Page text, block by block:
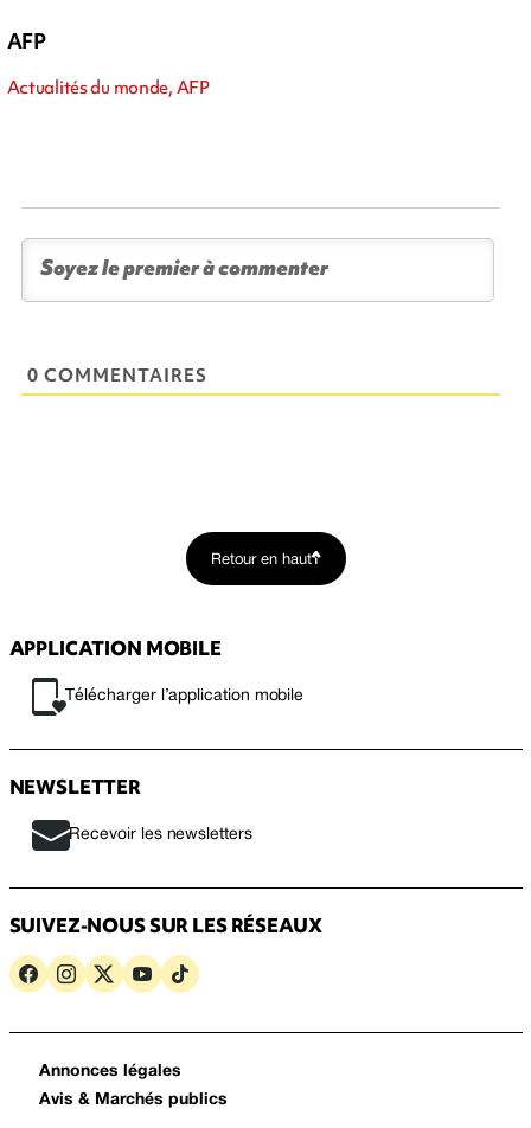
AFP
Actualités du monde, AFP
0 COMMENTAIRES
Retour en haut
APPLICATION MOBILE
Télécharger l’application mobile
NEWSLETTER
Recevoir les newsletters
SUIVEZ-NOUS SUR LES RÉSEAUX
Annonces légales
Avis & Marchés publics